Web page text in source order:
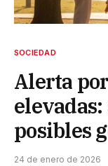
SOCIEDAD
Alerta
posibles
24 de enero de 2026